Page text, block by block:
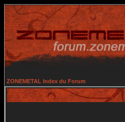
ZONEMETAL Index du Forum